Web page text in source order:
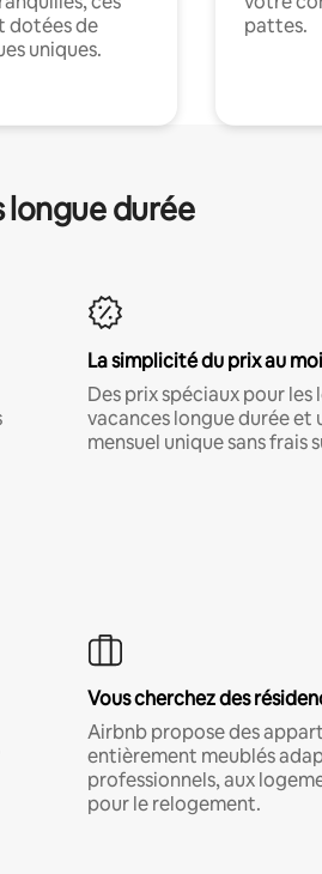
dotées de
uniques.
pattes.
longue durée
La simplicité du prix au
Des prix spéciaux pour
vacances longue durée et
mensuel unique sans frais
Vous cherchez des
Airbnb propose des
entièrement meublés
professionnels, aux
pour le relogement.